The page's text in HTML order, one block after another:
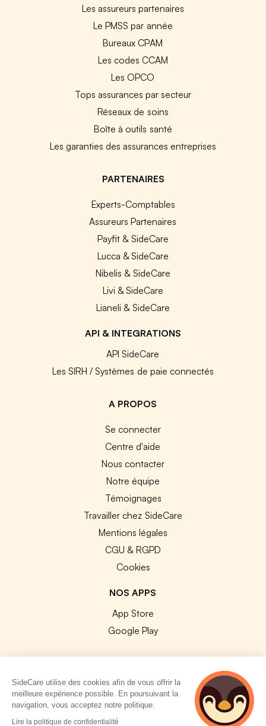
Les assureurs partenaires
Le PMSS par année
Bureaux CPAM
Les codes CCAM
Les OPCO
Tops assurances par secteur
Réseaux de soins
Boîte à outils santé
Les garanties des assurances entreprises
PARTENAIRES
Experts-Comptables
Assureurs Partenaires
Payfit & SideCare
Lucca & SideCare
Nibelis & SideCare
Livi & SideCare
Lianeli & SideCare
API & INTEGRATIONS
API SideCare
Les SIRH / Systèmes de paie connectés
A PROPOS
Se connecter
Centre d'aide
Nous contacter
Notre équipe
Témoignages
Travailler chez SideCare
Mentions légales
CGU & RGPD
Cookies
NOS APPS
App Store
Google Play
© 2026 SideCare. Tous droits réservés.
SideCare utilise des cookies afin de vous offrir la
meilleure expérience possible. En poursuivant la
navigation, vous acceptez notre politique.
Lire la politique de confidentialité
3 personnes